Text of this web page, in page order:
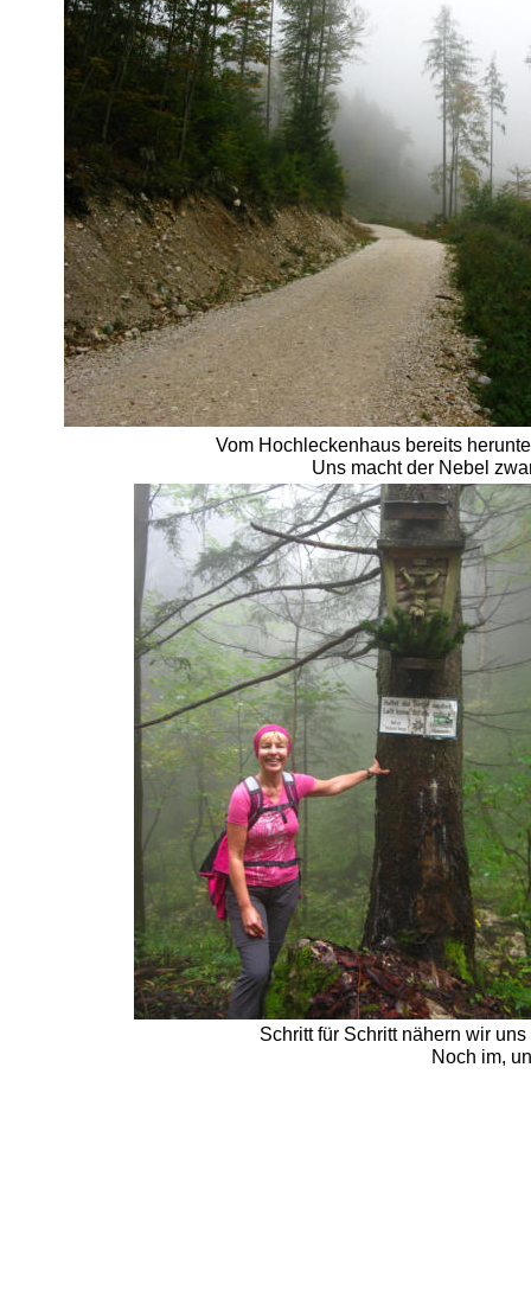
Vom Hochleckenhaus bereits
Uns macht der Nebel
Schritt für Schritt nähern wir
Noch im,